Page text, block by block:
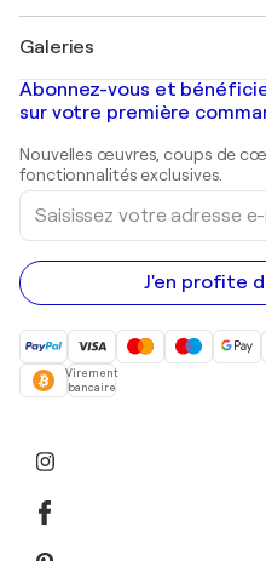
Banksy
Mr. Brainwash
Shepard Fairey
Tableaux abstraits à vendre
Peintures de paysage
Estampes
Peintures acryliques
Galeries
Galeries d'art en France
Galeries d'art en Belgique
Abonnez-vous et
sur votre première
Nouvelles œuvres, coups de
fonctionnalités exclusives.
Saisissez
votre
adresse
e-
mail
J'en profite
Virement
bancaire